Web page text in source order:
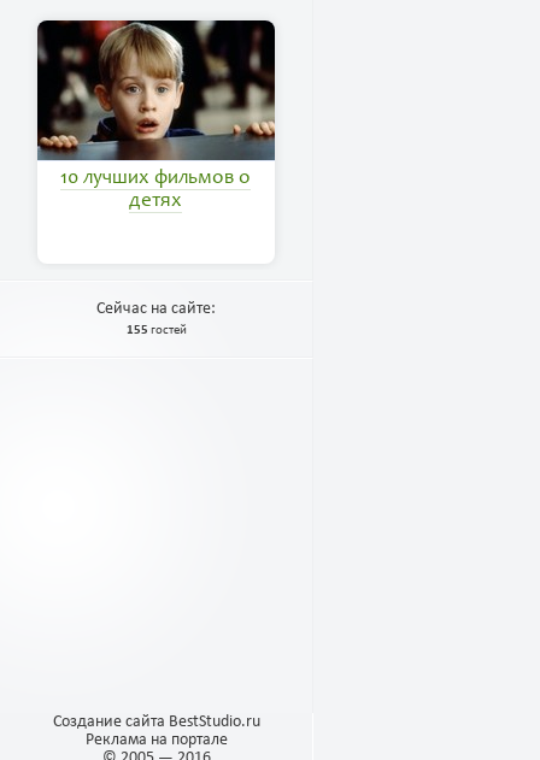
10 лучших фильмов о
детях
Сейчас на сайте:
155 гостей
Создание сайта BestStudio.ru
Реклама на портале